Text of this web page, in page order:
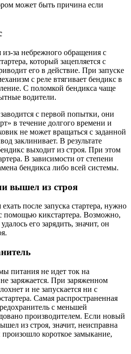
может быть причина если
из-за небрежного обращения с
который зацепляется с
его в действие. При запуске
с реле втягивает бендикс в
С поломкой бендикса чаще
водители.
с первой попытки, они
в течение долгого времени и
не может вращаться с заданной
заклинивает. В результате
выходит из строя. При этом
В зависимости от степени
бендикса либо всей системы.
вышел из строя
после запуска стартера, нужно
помощью кикстартера. Возможно,
его зарядить, значит, он
питания не идет ток на
заряжается. При заряженном
и не запускается ни с
Самая распространенная
с меньшей
производителем. Если новый
из строя, значит, неисправна
произошло короткое замыкание,